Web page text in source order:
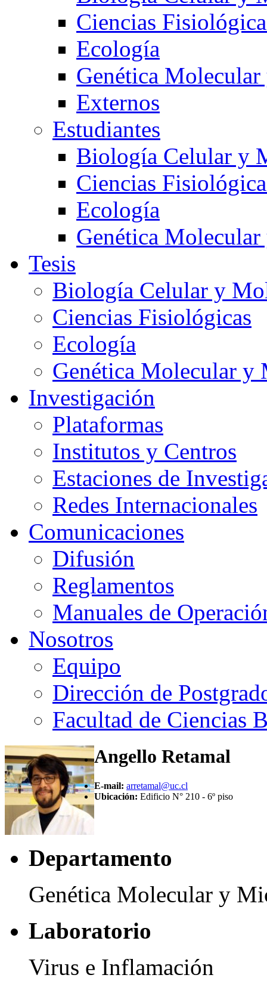
Ciencias
Ecología
Genética
Externos
Estudiantes
Biología Celular y
Ciencias
Ecología
Genética
Tesis
Biología Celular y
Ciencias Fisiológicas
Ecología
Genética Molecular
Investigación
Plataformas
Institutos y Centros
Estaciones de
Redes Internacionales
Comunicaciones
Difusión
Reglamentos
Manuales de
Nosotros
Equipo
Dirección de
Facultad de Ciencias
Angello Retamal
E-mail: arretamal@uc.cl
Ubicación: Edificio N° 210 - 6º piso
Departamento
Genética Molecular y
Laboratorio
Virus e Inflamación